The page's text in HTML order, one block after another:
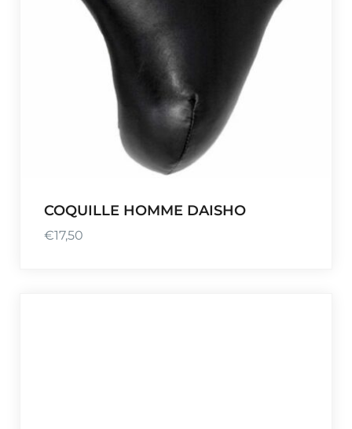
COQUILLE HOMME DAISHO
€17,50